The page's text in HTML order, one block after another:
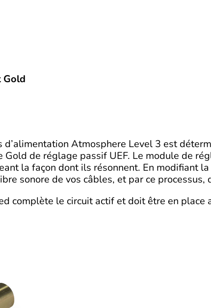
Gold
Atmosphere Level 3 est
de réglage passif UEF. Le module de
la façon dont ils résonnent. En modifiant
sonore de vos câbles, et par ce
complète le circuit actif et doit être en place